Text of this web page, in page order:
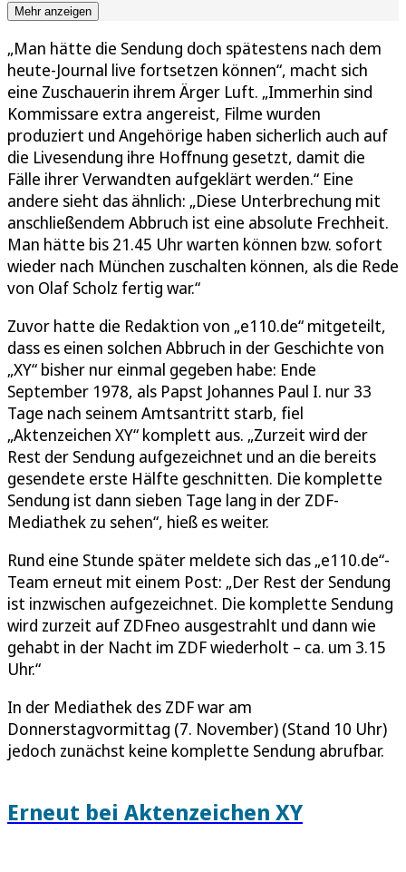
Mehr anzeigen
„Man hätte die Sendung doch spätestens nach dem
heute-Journal live fortsetzen können“, macht sich
eine Zuschauerin ihrem Ärger Luft. „Immerhin sind
Kommissare extra angereist, Filme wurden
produziert und Angehörige haben sicherlich auch auf
die Livesendung ihre Hoffnung gesetzt, damit die
Fälle ihrer Verwandten aufgeklärt werden.“ Eine
andere sieht das ähnlich: „Diese Unterbrechung mit
anschließendem Abbruch ist eine absolute Frechheit.
Man hätte bis 21.45 Uhr warten können bzw. sofort
wieder nach München zuschalten können, als die Rede
von Olaf Scholz fertig war.“
Zuvor hatte die Redaktion von „e110.de“ mitgeteilt,
dass es einen solchen Abbruch in der Geschichte von
„XY“ bisher nur einmal gegeben habe: Ende
September 1978, als Papst Johannes Paul I. nur 33
Tage nach seinem Amtsantritt starb, fiel
„Aktenzeichen XY“ komplett aus. „Zurzeit wird der
Rest der Sendung aufgezeichnet und an die bereits
gesendete erste Hälfte geschnitten. Die komplette
Sendung ist dann sieben Tage lang in der ZDF-
Mediathek zu sehen“, hieß es weiter.
Rund eine Stunde später meldete sich das „e110.de“-
Team erneut mit einem Post: „Der Rest der Sendung
ist inzwischen aufgezeichnet. Die komplette Sendung
wird zurzeit auf ZDFneo ausgestrahlt und dann wie
gehabt in der Nacht im ZDF wiederholt – ca. um 3.15
Uhr.“
In der Mediathek des ZDF war am
Donnerstagvormittag (7. November) (Stand 10 Uhr)
jedoch zunächst keine komplette Sendung abrufbar.
Erneut bei Aktenzeichen XY